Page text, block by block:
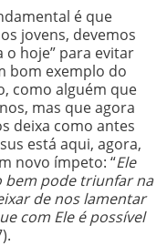
é que
jovens, devemos
o hoje” para evitar
bom exemplo do
como alguém que
mas que agora
deixa como antes
está aqui, agora,
novo ímpeto: “Ele
bem pode triunfar na
de nos lamentar
com Ele é possível